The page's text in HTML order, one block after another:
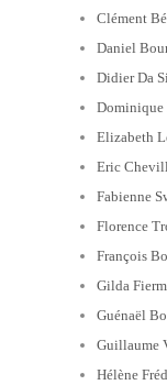
Clément
Daniel
Didier Da
Dominique
Elizabeth
Eric
Fabienne
Florence
François
Gilda
Guénaël
Guillaume
Hélène